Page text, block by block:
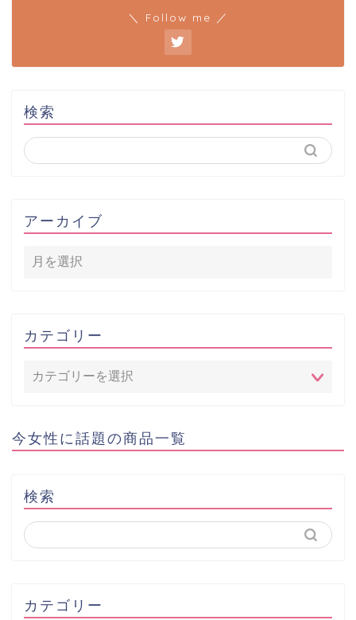
＼ Follow me ／
検索
アーカイブ
カテゴリー
今女性に話題の商品一覧
検索
カテゴリー